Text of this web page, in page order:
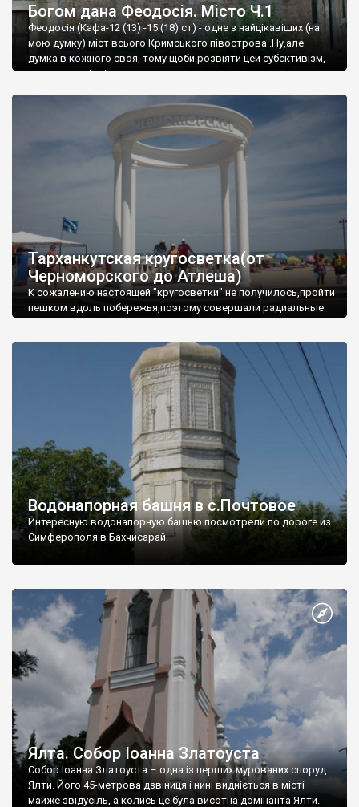
Богом дана Феодосія. Місто Ч.1
Феодосія (Кафа-12 (13) -15 (18) ст) - одне з найцікавіших (на
мою думку) міст всього Кримського півострова .Ну,але
думка в кожного своя, тому щоби розвіяти цей субєктивізм,
запрошую відвідати це
Тарханкутская кругосветка(от
Черноморского до Атлеша)
К сожалению настоящей "кругосветки" не получилось,пройти
пешком вдоль побережья,поэтому совершали радиальные
Водонапорная башня в с.Почтовое
Интересную водонапорную башню посмотрели по дороге из
Симферополя в Бахчисарай.
Ялта. Собор Іоанна Златоуста
Собор Іоанна Златоуста – одна із перших мурованих споруд
Ялти. Його 45-метрова дзвіниця і нині видніється в місті
майже звідусіль, а колись це була висотна домінанта Ялти.